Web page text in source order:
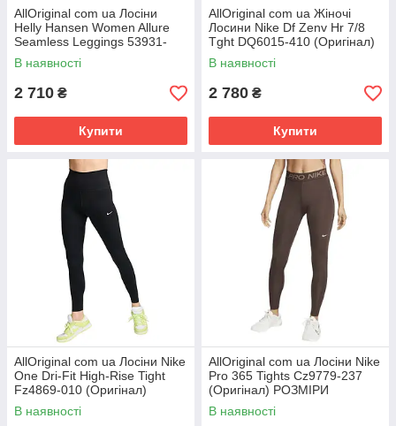
AllOriginal com ua Лосіни
Helly Hansen Women Allure
Seamless Leggings 53931-
990 (Оригінал) РОЗМІРИ
ЗАПИТУЙТЕ
В наявності
2 710 ₴
Купити
AllOriginal com ua Жіночі
Лосини Nike Df Zenv Hr 7/8
Tght DQ6015-410 (Оригінал)
РОЗМІРИ ЗАПИТУЙТЕ
В наявності
2 780 ₴
Купити
AllOriginal com ua Лосіни Nike
One Dri-Fit High-Rise Tight
Fz4869-010 (Оригінал)
РОЗМІРИ ЗАПИТУЙТЕ
В наявності
AllOriginal com ua Лосіни Nike
Pro 365 Tights Cz9779-237
(Оригінал) РОЗМІРИ
ЗАПИТУЙТЕ
В наявності